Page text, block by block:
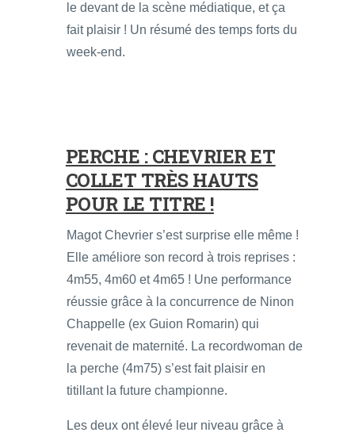
le devant de la scène médiatique, et ça
fait plaisir ! Un résumé des temps forts du
week-end.
PERCHE : CHEVRIER ET
COLLET TRÈS HAUTS
POUR LE TITRE !
Magot Chevrier s’est surprise elle même !
Elle améliore son record à trois reprises :
4m55, 4m60 et 4m65 ! Une performance
réussie grâce à la concurrence de Ninon
Chappelle (ex Guion Romarin) qui
revenait de maternité. La recordwoman de
la perche (4m75) s’est fait plaisir en
titillant la future championne.
Les deux ont élevé leur niveau grâce à